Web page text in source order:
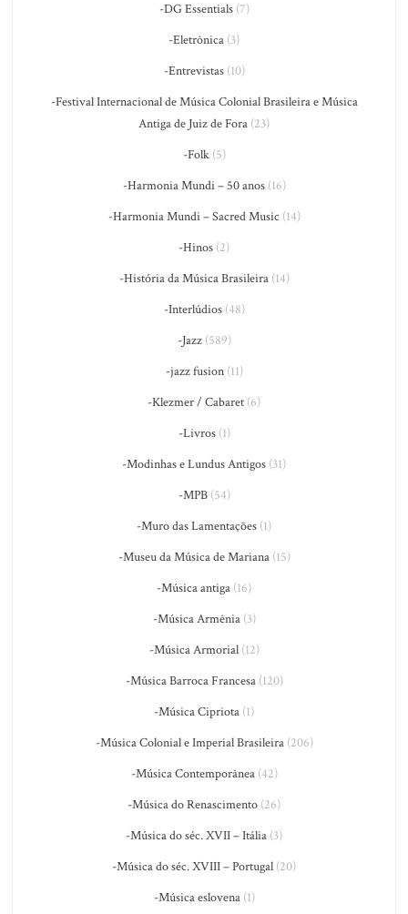
-DG Essentials(7)
-Eletrônica (3)
-Entrevistas(10)
-Festival Internacional de Música Colonial Brasileira e Música
Antiga de Juiz de Fora (23)
-Folk(5)
-Harmonia Mundi – 50 anos(16)
-Harmonia Mundi – Sacred Music (14)
-Hinos (2)
-História da Música Brasileira(14)
-Interlúdios(48)
-Jazz(589)
-jazz fusion(11)
-Klezmer / Cabaret (6)
-Livros(1)
-Modinhas e Lundus Antigos (31)
-MPB(54)
-Muro das Lamentações (1)
-Museu da Música de Mariana(15)
-Música antiga (16)
-Música Armênia(3)
-Música Armorial(12)
-Música Barroca Francesa(120)
-Música Cipriota (1)
-Música Colonial e Imperial Brasileira(206)
-Música Contemporânea(42)
-Música do Renascimento (26)
-Música do séc. XVII – Itália (3)
-Música do séc. XVIII – Portugal (20)
-Música eslovena(1)